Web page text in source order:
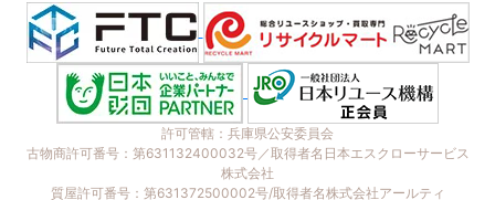
許可管轄：兵庫県公安委員会
古物商許可番号：第631132400032号／取得者名日本エスクローサービス
株式会社
質屋許可番号：第631372500002号/取得者名株式会社アールティ